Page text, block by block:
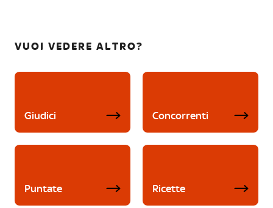
VUOI VEDERE ALTRO?
Giudici Concorrenti
Puntate Ricette